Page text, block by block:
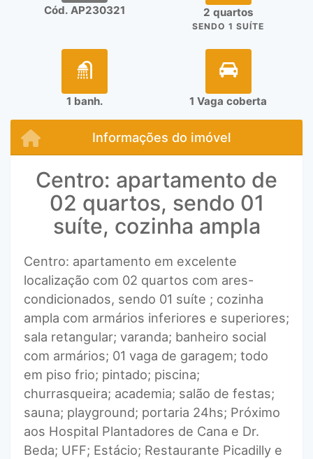
Cód. AP230321 2 quartos
SENDO 1 SUÍTE
1 banh. 1 Vaga coberta
Informações do imóvel
Centro: apartamento de
02 quartos, sendo 01
suíte, cozinha ampla
Centro: apartamento em excelente
localização com 02 quartos com ares-
condicionados, sendo 01 suíte ; cozinha
ampla com armários inferiores e superiores;
sala retangular; varanda; banheiro social
com armários; 01 vaga de garagem; todo
em piso frio; pintado; piscina;
churrasqueira; academia; salão de festas;
sauna; playground; portaria 24hs; Próximo
aos Hospital Plantadores de Cana e Dr.
Beda; UFF; Estácio; Restaurante Picadilly e